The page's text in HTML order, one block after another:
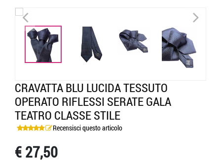
< >
CRAVATTA BLU LUCIDA TESSUTO
OPERATO RIFLESSI SERATE GALA
TEATRO CLASSE STILE
Recensisci questo articolo
€ 27,50